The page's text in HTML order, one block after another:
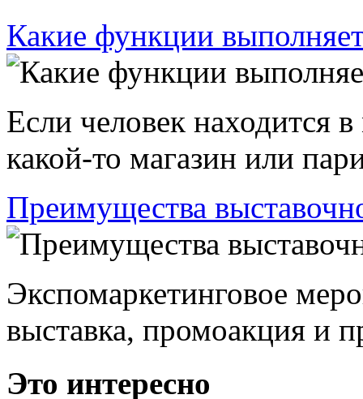
Какие функции
Если человек находится
какой-то магазин или
Преимущества
Экспомаркетинговое
выставка, промоакция и
Это интересно